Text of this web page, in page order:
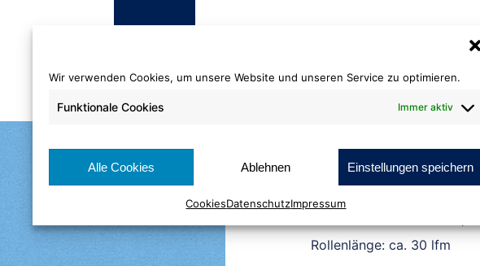
Wir verwenden Cookies, um unsere Website und unseren Service zu optimieren.
Funktionale Cookies Immer aktiv
Alle Cookies Ablehnen Einstellungen speichern
CookiesDatenschutzImpressum
570
Warenbreite: ca. 200 cm,
Rollenlänge: ca. 30 lfm